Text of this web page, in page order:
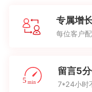
专属增
每位客户
留言5
7*24小时